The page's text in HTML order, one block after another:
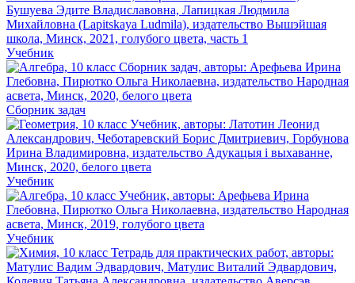
Учебник
Сборник задач
Учебник
Учебник